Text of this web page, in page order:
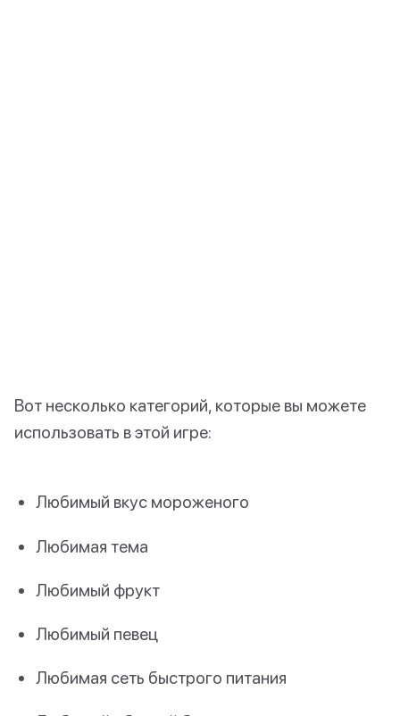
Вот несколько категорий, которые вы можете
использовать в этой игре:
Любимый вкус мороженого
Любимая тема
Любимый фрукт
Любимый певец
Любимая сеть быстрого питания